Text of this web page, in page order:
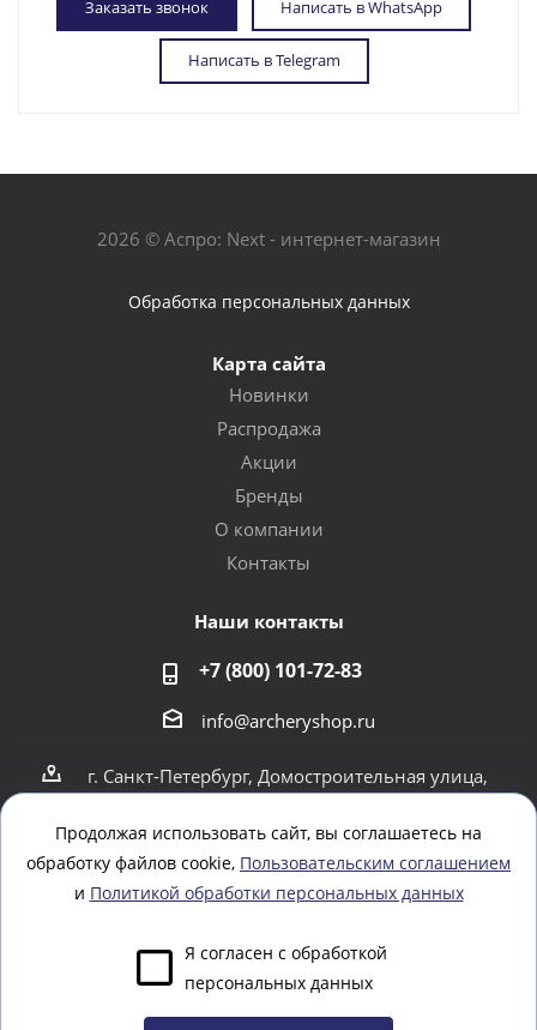
Заказать звонок Написать в WhatsApp
Написать в Telegram
2026 © Аспро: Next - интернет-магазин
Обработка персональных данных
Карта сайта
Новинки
Распродажа
Акции
Бренды
О компании
Контакты
Наши контакты
+7 (800) 101-72-83
info@archeryshop.ru
г. Санкт-Петербург, Домостроительная улица,
г. Санкт-Петербург Пионерская 21
Оставайтесь на связи
Продолжая использовать сайт, вы соглашаетесь на
обработку файлов cookie, Пользовательским соглашением
и Политикой обработки персональных данных
Я согласен с обработкой
персональных данных